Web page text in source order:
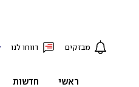
מבזקים דווחו לנו
ראשי חדשות